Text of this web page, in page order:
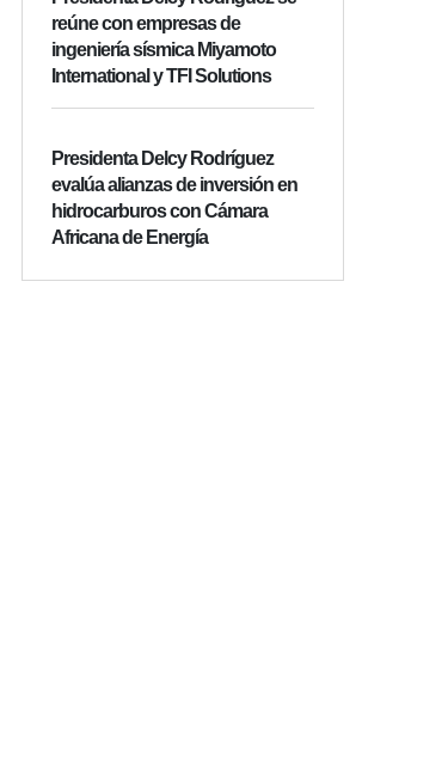
reúne con empresas de
ingeniería sísmica Miyamoto
International y TFI Solutions
Presidenta Delcy Rodríguez
evalúa alianzas de inversión en
hidrocarburos con Cámara
Africana de Energía